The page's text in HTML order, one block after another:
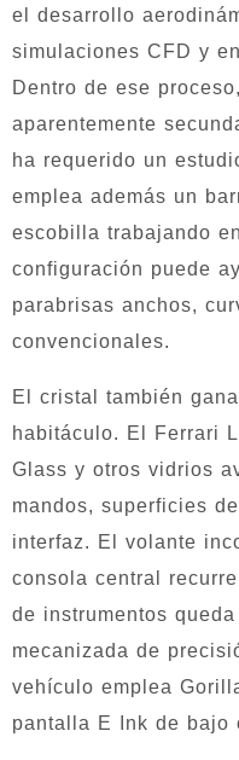
el desarrollo
simulaciones CFD y
Dentro de ese
aparentemente
ha requerido un
emplea además un
escobilla trabajando
configuración puede
parabrisas anchos,
convencionales.
El cristal también
habitáculo. El Ferrari
Glass y otros vidrios
mandos, superficies
interfaz. El volante
consola central
de instrumentos
mecanizada de
vehículo emplea
pantalla E Ink de bajo